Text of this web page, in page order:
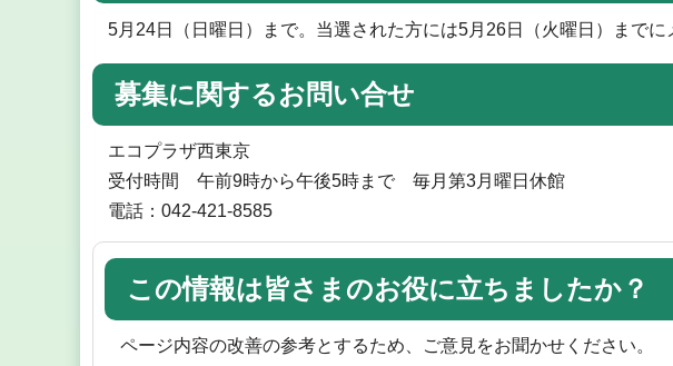
5月24日（日曜日）まで。当選された方には5月26日（火曜日）までに
募集に関するお問い合せ
エコプラザ西東京
受付時間 午前9時から午後5時まで 毎月第3月曜日休館
電話：042-421-8585
この情報は皆さまのお役に立ちましたか？
ページ内容の改善の参考とするため、ご意見をお聞かせください。